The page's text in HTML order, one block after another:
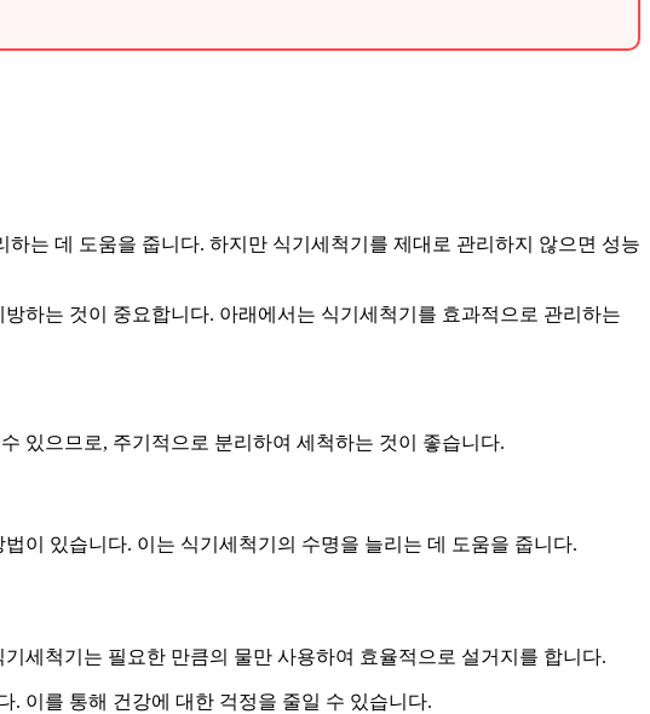
는 데 도움을 줍니다. 하지만 식기세척기를 제대로 관리하지 않으면 성능
하는 것이 중요합니다. 아래에서는 식기세척기를 효과적으로 관리하는
있으므로, 주기적으로 분리하여 세척하는 것이 좋습니다.
이 있습니다. 이는 식기세척기의 수명을 늘리는 데 도움을 줍니다.
세척기는 필요한 만큼의 물만 사용하여 효율적으로 설거지를 합니다.
. 이를 통해 건강에 대한 걱정을 줄일 수 있습니다.